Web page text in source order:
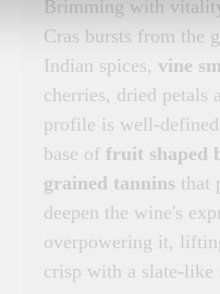
Brimming with
Cras bursts from the
Indian spices, vine
cherries, dried petals
profile is well-
base of fruit shaped
grained tannins that
deepen the wine's
overpowering it,
crisp with a slate-like